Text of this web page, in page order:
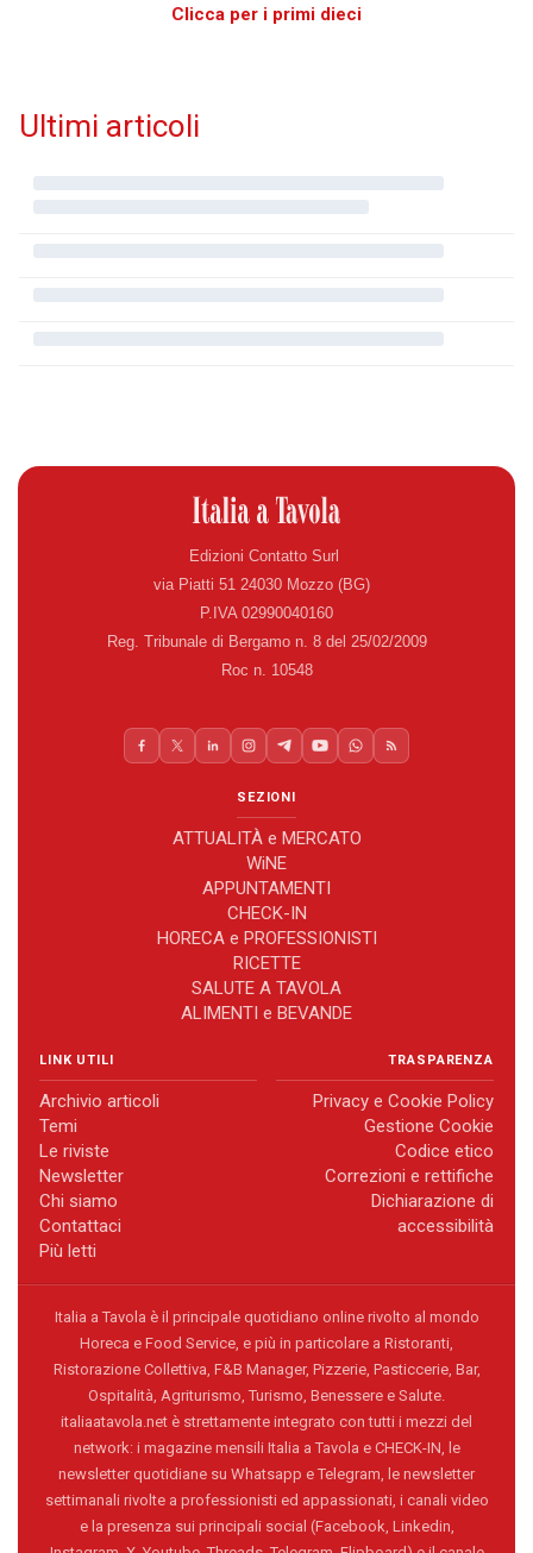
Clicca per i primi dieci
Ultimi articoli
Edizioni Contatto Surl
via Piatti 51 24030 Mozzo (BG)
P.IVA 02990040160
Reg. Tribunale di Bergamo n. 8 del 25/02/2009
Roc n. 10548
SEZIONI
ATTUALITÀ e MERCATO
WiNE
APPUNTAMENTI
CHECK-IN
HORECA e PROFESSIONISTI
RICETTE
SALUTE A TAVOLA
ALIMENTI e BEVANDE
LINK UTILI
Archivio articoli
Temi
Le riviste
Newsletter
Chi siamo
Contattaci
Più letti
TRASPARENZA
Privacy e Cookie Policy
Gestione Cookie
Codice etico
Correzioni e rettifiche
Dichiarazione di
accessibilità
Italia a Tavola è il principale quotidiano online rivolto al mondo
Horeca e Food Service, e più in particolare a Ristoranti,
Ristorazione Collettiva, F&B Manager, Pizzerie, Pasticcerie, Bar,
Ospitalità, Agriturismo, Turismo, Benessere e Salute.
italiaatavola.net è strettamente integrato con tutti i mezzi del
network: i magazine mensili Italia a Tavola e CHECK-IN, le
newsletter quotidiane su Whatsapp e Telegram, le newsletter
settimanali rivolte a professionisti ed appassionati, i canali video
e la presenza sui principali social (Facebook, Linkedin,